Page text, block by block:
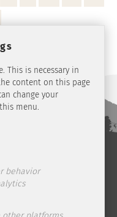
(0) 39 45 2 / 99 0 67 | E-
privacy |
This is necessary in
content on this page
change your
menu.
behavior